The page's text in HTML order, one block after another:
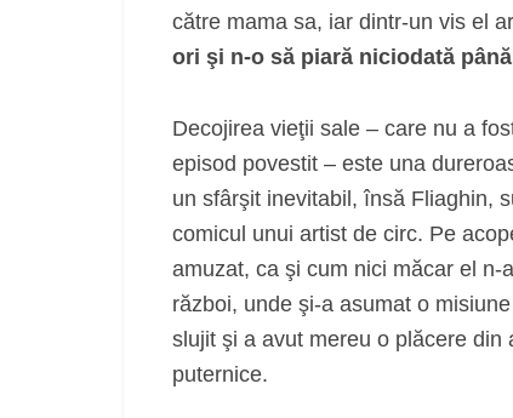
către mama sa, iar dintr-un vis el
ori şi n-o să piară niciodată
Decojirea vieţii sale – care nu a
episod povestit – este una
un sfârşit inevitabil, însă Fliaghin,
comicul unui artist de circ. Pe
amuzat, ca şi cum nici măcar el
război, unde şi-a asumat o
slujit şi a avut mereu o plăcere
puternice.